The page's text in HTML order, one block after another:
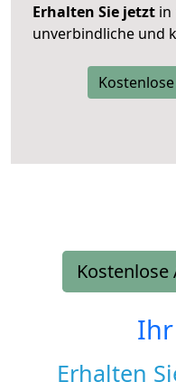
Erhalten Sie jetzt in
unverbindliche und
Erhalten